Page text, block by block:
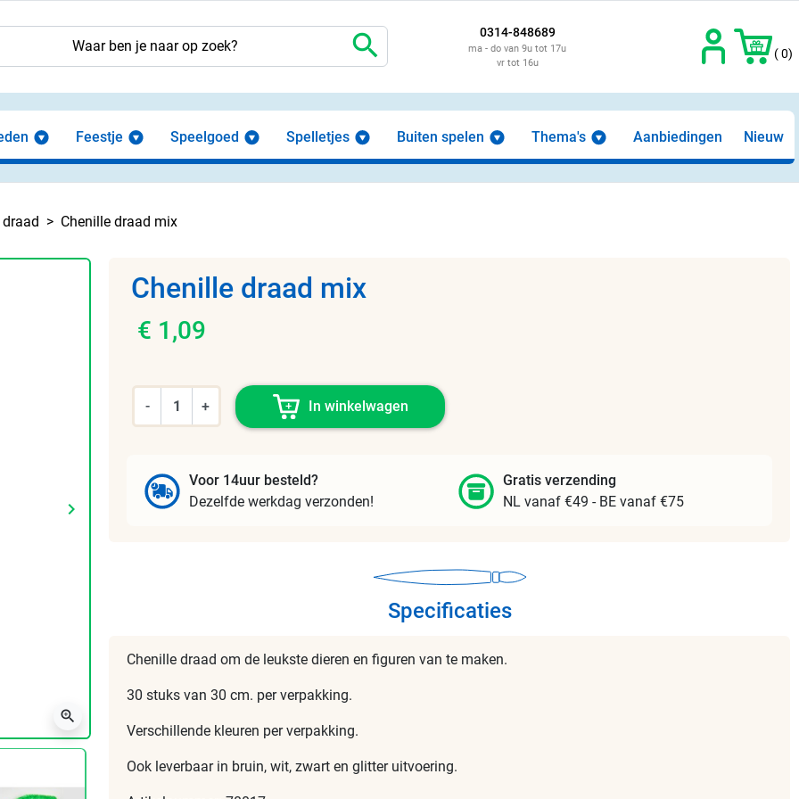
search 0314-848689
ma - do van 9u tot 17u
vr tot 16u
( 0)
Feestje Speelgoed Spelletjes Buiten spelen Thema's Aanbiedingen Nieuw
Chenille draad mix
Volgende
keyboard_arrow_right
zoom_in
Chenille draad mix
€ 1,09
- + In winkelwagen
Voor 14uur besteld?
Dezelfde werkdag verzonden!
Gratis verzending
NL vanaf €49 - BE vanaf €75
Specificaties
Chenille draad om de leukste dieren en figuren van te maken.
30 stuks van 30 cm. per verpakking.
Verschillende kleuren per verpakking.
Ook leverbaar in bruin, wit, zwart en glitter uitvoering.